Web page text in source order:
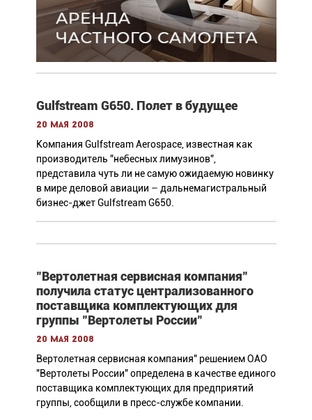
Gulfstream G650. Полет в будущее
20 мая 2008
Компания Gulfstream Aerospace, известная как
производитель "небесных лимузинов",
представила чуть ли не самую ожидаемую новинку
в мире деловой авиации – дальнемагистральный
бизнес-джет Gulfstream G650.
"Вертолетная сервисная компания"
получила статус централизованного
поставщика комплектующих для
группы "Вертолеты России"
20 мая 2008
Вертолетная сервисная компания" решением ОАО
"Вертолеты России" определена в качестве единого
поставщика комплектующих для предприятий
группы, сообщили в пресс-службе компании.